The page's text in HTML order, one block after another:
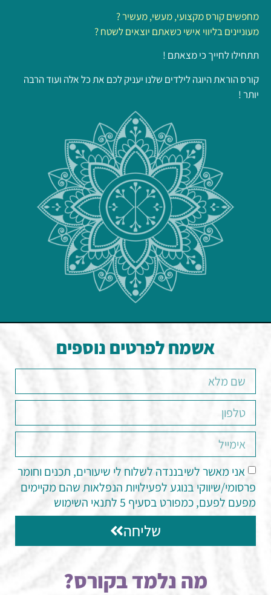
מחפשים קורס מקצועי, מעשי, מעשיר ?
מעוניינים בליווי אישי כשאתם יוצאים לשטח ?
תתחילו לחייך כי מצאתם !
קורס הוראת היוגה לילדים שלנו יעניק לכם את כל אלה ועוד הרבה
יותר !
אשמח לפרטים נוספים
אני מאשר לשיבננדה לשלוח לי שיעורים, תכנים וחומר
פרסומי/שיווקי בנוגע לפעילויות הנפלאות שהם מקיימים
מפעם לפעם, כמפורט בסעיף 5 לתנאי השימוש
שליחה
מה נלמד בקורס?